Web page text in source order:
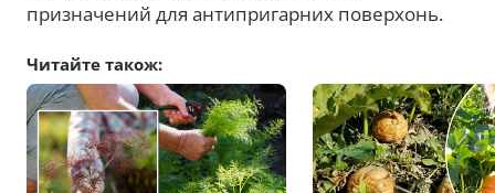
призначений для антипригарних поверхонь.
Читайте також: